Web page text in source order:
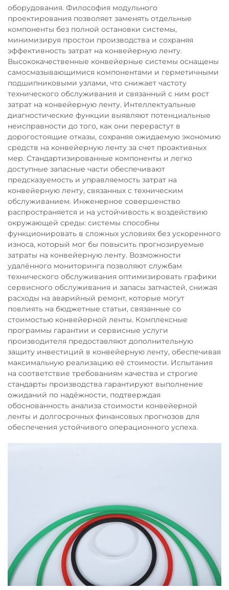
оборудования. Философия модульного
проектирования позволяет заменять отдельные
компоненты без полной остановки системы,
минимизируя простои производства и сохраняя
эффективность затрат на конвейерную ленту.
Высококачественные конвейерные системы оснащены
самосмазывающимися компонентами и герметичными
подшипниковыми узлами, что снижает частоту
технического обслуживания и связанный с ним рост
затрат на конвейерную ленту. Интеллектуальные
диагностические функции выявляют потенциальные
неисправности до того, как они перерастут в
дорогостоящие отказы, сохраняя ожидаемую экономию
средств на конвейерную ленту за счет проактивных
мер. Стандартизированные компоненты и легко
доступные запасные части обеспечивают
предсказуемость и управляемость затрат на
конвейерную ленту, связанных с техническим
обслуживанием. Инженерное совершенство
распространяется и на устойчивость к воздействию
окружающей среды: системы способны
функционировать в сложных условиях без ускоренного
износа, который мог бы повысить прогнозируемые
затраты на конвейерную ленту. Возможности
удалённого мониторинга позволяют службам
технического обслуживания оптимизировать графики
сервисного обслуживания и запасы запчастей, снижая
расходы на аварийный ремонт, которые могут
повлиять на бюджетные статьи, связанные со
стоимостью конвейерной ленты. Комплексные
программы гарантии и сервисные услуги
производителя предоставляют дополнительную
защиту инвестиций в конвейерную ленту, обеспечивая
максимальную реализацию её стоимости. Испытания
на соответствие требованиям качества и строгие
стандарты производства гарантируют выполнение
ожиданий по надёжности, подтверждая
обоснованность анализа стоимости конвейерной
ленты и долгосрочных финансовых прогнозов для
обеспечения устойчивого операционного успеха.